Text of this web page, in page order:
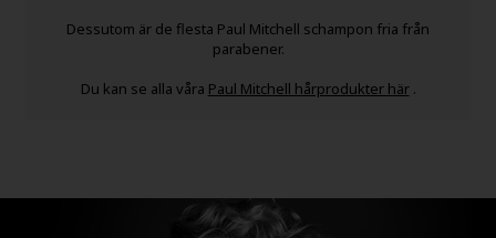
Dessutom är de flesta Paul Mitchell schampon fria från
parabener.
Du kan se alla våra Paul Mitchell hårprodukter här.